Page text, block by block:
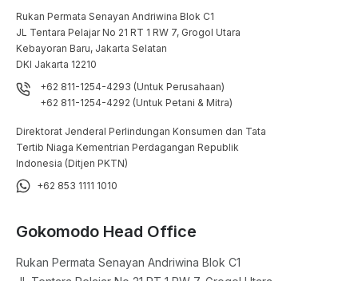
Rukan Permata Senayan Andriwina Blok C1
JL Tentara Pelajar No 21 RT 1 RW 7, Grogol Utara
Kebayoran Baru, Jakarta Selatan
DKI Jakarta 12210
+62 811-1254-4293 (Untuk Perusahaan)
+62 811-1254-4292 (Untuk Petani & Mitra)
Direktorat Jenderal Perlindungan Konsumen dan Tata
Tertib Niaga Kementrian Perdagangan Republik
Indonesia (Ditjen PKTN)
+62 853 1111 1010
Gokomodo Head Office
Rukan Permata Senayan Andriwina Blok C1